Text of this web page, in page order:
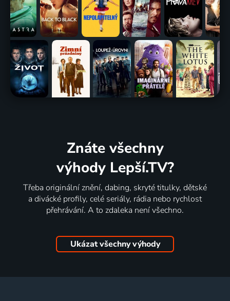
Znáte všechny
výhody Lepší.TV?
Třeba originální znění, dabing, skryté titulky, dětské
a divácké profily, celé seriály, rádia nebo rychlost
přehrávání. A to zdaleka není všechno.
Ukázat všechny výhody